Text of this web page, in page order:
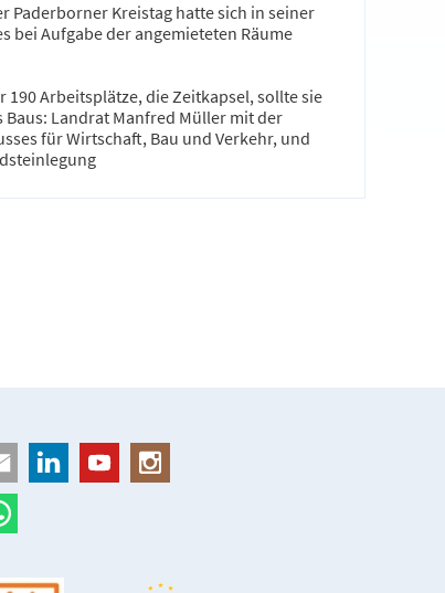
Paderborner Kreistag hatte sich in seiner
bei Aufgabe der angemieteten Räume
Arbeitsplätze, die Zeitkapsel, sollte sie
Landrat Manfred Müller mit der
für Wirtschaft, Bau und Verkehr, und